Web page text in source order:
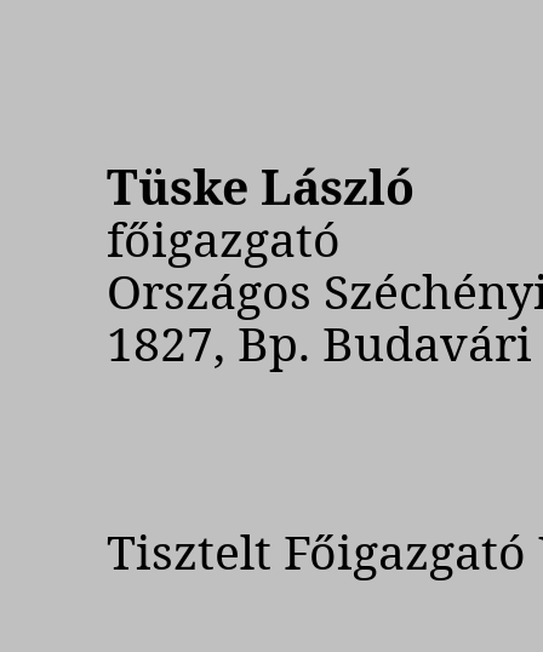
Tüske László
főigazgató
Országos
1827, Bp. Budavári
Tisztelt Főigazgató